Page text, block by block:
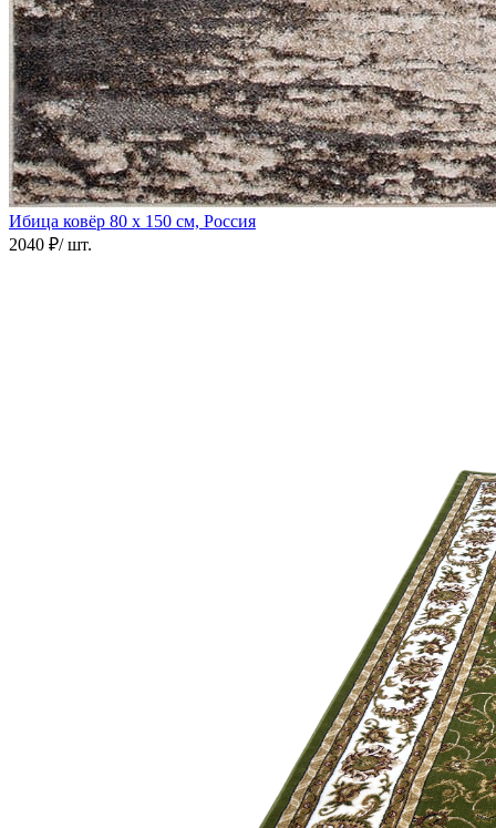
Ибица ковёр 80 х 150 см, Россия
2040 ₽/ шт.